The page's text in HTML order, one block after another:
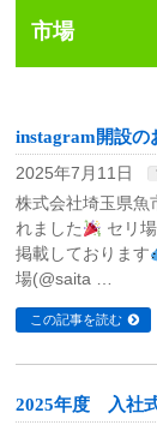
市場
instagram開設の
2025年7月11日
株式会社埼玉県魚
れました
セリ
掲載しております
場(@saita …
この記事を読む
2025年度 入社